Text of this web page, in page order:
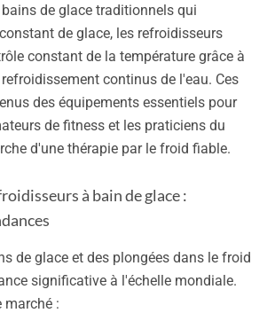
de glace traditionnels qui
de glace, les refroidisseurs
constant de la température grâce à
continus de l'eau. Ces
des équipements essentiels pour
de fitness et les praticiens du
d'une thérapie par le froid fiable.
à bain de glace :
de glace et des plongées dans le froid
significative à l'échelle mondiale.
marché :